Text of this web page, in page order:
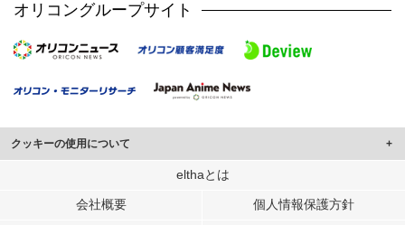
オリコングループサイト
クッキーの使用について
このサイトでは Cookie を使用して、ユーザーに合わせたコンテンツや広告の
行っています。
elthaとは
会社概要 個人情報保護方針